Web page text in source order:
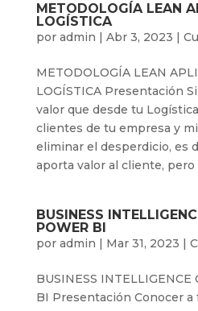
METODOLOGÍA LEAN
LOGÍSTICA
por admin | Abr 3, 2023 |
METODOLOGÍA LEAN
LOGÍSTICA Presentación
valor que desde tu
clientes de tu empresa y
eliminar el desperdicio, es
aporta valor al cliente, pero
BUSINESS
POWER BI
por admin | Mar 31, 2023 |
BUSINESS INTELLIGENCE
BI Presentación Conocer